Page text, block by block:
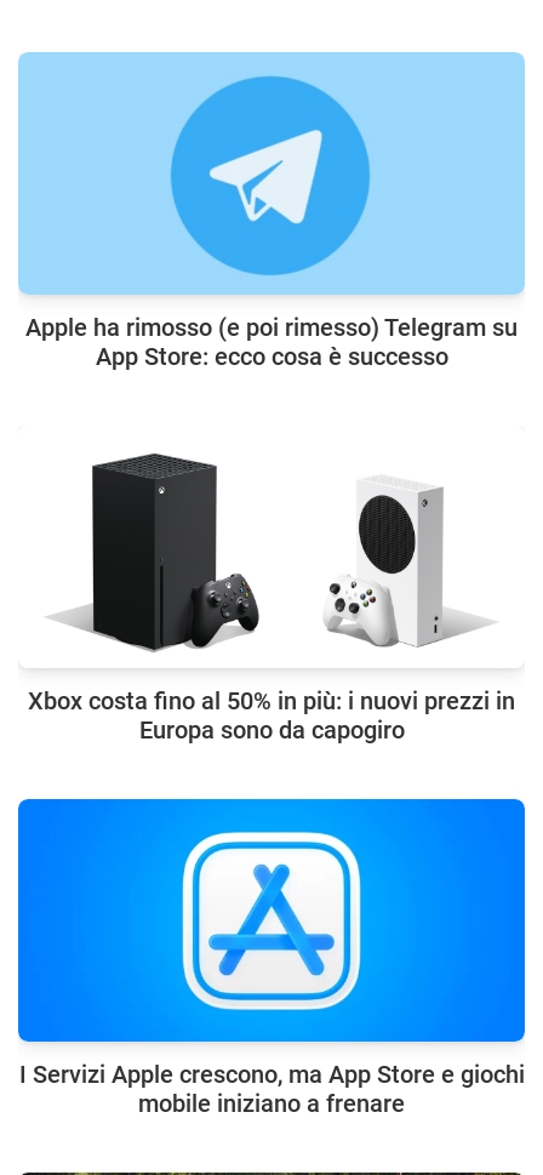
Apple ha rimosso (e poi rimesso) Telegram su
App Store: ecco cosa è successo
Xbox costa fino al 50% in più: i nuovi prezzi in
Europa sono da capogiro
I Servizi Apple crescono, ma App Store e giochi
mobile iniziano a frenare